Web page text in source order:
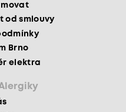
od smlouvy
Brno
elektra